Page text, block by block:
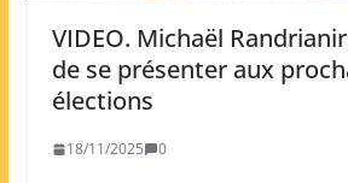
VIDEO. Michaël
de se présenter aux
élections
18/11/2025 0